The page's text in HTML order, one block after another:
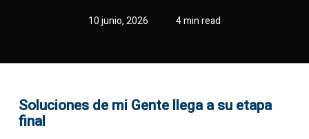
10 junio, 2026 4 min read
Soluciones de mi Gente llega a su etapa
final